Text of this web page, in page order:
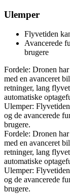
Ulemper
Flyvetiden
Avancerede
brugere
Fordele: Dronen
med en avanceret
retninger, lang
automatiske
Ulemper:
og de avancerede
brugere.
Fordele: Dronen
med en avanceret
retninger, lang
automatiske
Ulemper:
og de avancerede
brugere.